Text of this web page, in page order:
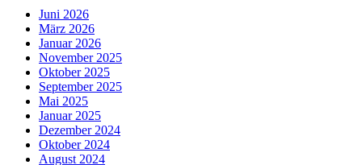
Juni 2026
März 2026
Januar 2026
November 2025
Oktober 2025
September 2025
Mai 2025
Januar 2025
Dezember 2024
Oktober 2024
August 2024